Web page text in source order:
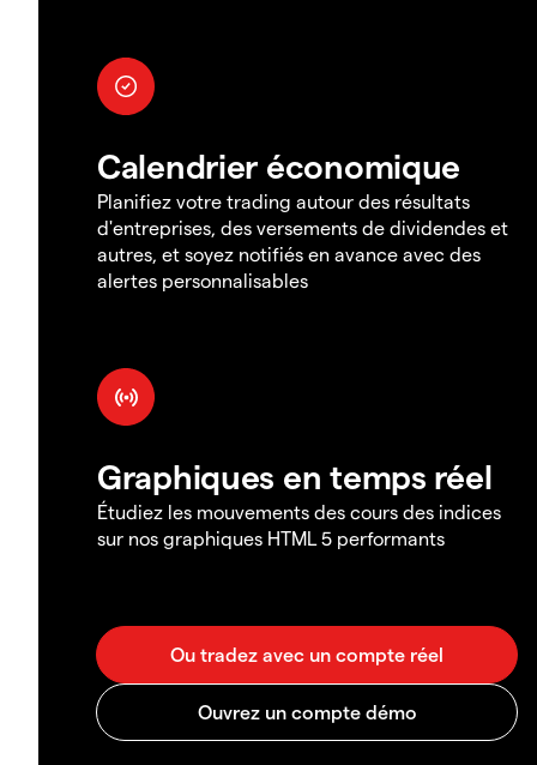
Calendrier économique
Planifiez votre trading autour des résultats
d'entreprises, des versements de dividendes et
autres, et soyez notifiés en avance avec des
alertes personnalisables
Graphiques en temps réel
Étudiez les mouvements des cours des indices
sur nos graphiques HTML 5 performants